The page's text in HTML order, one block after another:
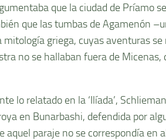
que la ciudad de Príamo
que las tumbas de Agamenón
griega, cuyas aventuras se
no se hallaban fuera de
lo relatado en la ‘Ilíada’,
en Bunarbashi, defendida por
aquel paraje no se correspondía en